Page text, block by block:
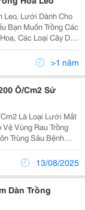
Lưới Dành Cho
Các Loại Cây Dây
Bình Mà Không
Kiệm Ch
>1 năm
Ô/Cm2 Sử
Là Loại Lưới Mắt
Vùng Rau Trồng
Trùng Sâu Bệnh
Yếu Trong Sản
Nông Nghiệp. Đặc Điểm Chất Liệu: Nhựa Nguyên
13/08/2025
Dàn Trồng